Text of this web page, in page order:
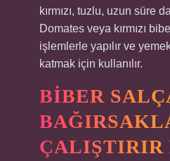
kırmızı, tuzlu, uzun süre
Domates veya kırmızı
işlemlerle yapılır ve
katmak için kullanılır.
BIBER
ÇALIŞTIRIR